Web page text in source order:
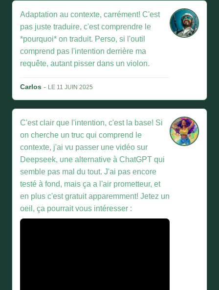
Adaptation au contexte, carrément! C'est
pas juste traduire, c'est comprendre le
*pourquoi* on traduit. Perso, si l'outil
comprend pas l'intention derrière ma
requête, autant pisser dans un violon.
Carlos - LE 11 JUIN 2025
C'est clair que l'intention, c'est la base! Si
on cherche un truc qui comprend le
contexte, j'ai vu passer une vidéo sur
Deepseek, une alternative à ChatGPT qui
semble pas mal du tout. J'ai pas encore
testé à fond, mais ça a l'air prometteur, et
en plus c'est gratuit apparemment! Jetez un
oeil, ça pourrait vous intéresser :